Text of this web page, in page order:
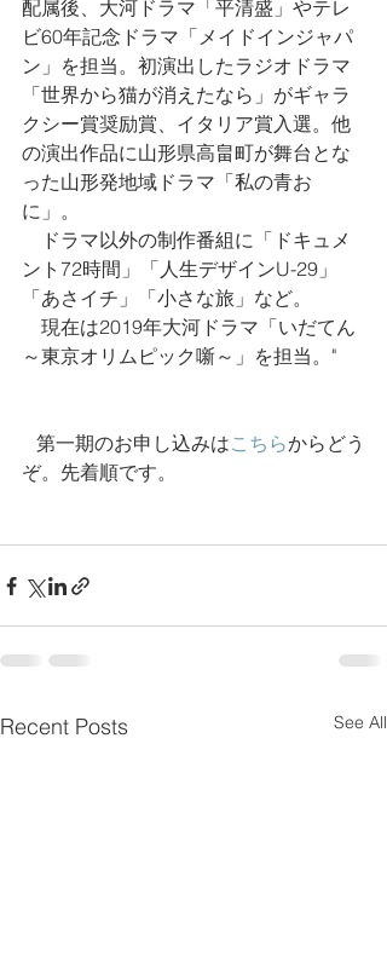
配属後、大河ドラマ「平清盛」やテレ
ビ60年記念ドラマ「メイドインジャパ
ン」を担当。初演出したラジオドラマ
「世界から猫が消えたなら」がギャラ
クシー賞奨励賞、イタリア賞入選。他
の演出作品に山形県高畠町が舞台とな
った山形発地域ドラマ「私の青お
に」。
ドラマ以外の制作番組に「ドキュメ
ント72時間」「人生デザインU-29」
「あさイチ」「小さな旅」など。
現在は2019年大河ドラマ「いだてん
～東京オリムピック噺～」を担当。"
   第一期のお申し込みは
こちらからどう
ぞ。先着順です。
Recent Posts See All